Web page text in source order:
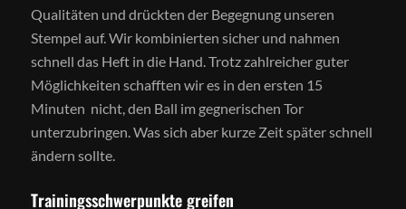
Qualitäten und drückten der Begegnung unseren
Stempel auf. Wir kombinierten sicher und nahmen
schnell das Heft in die Hand. Trotz zahlreicher guter
Möglichkeiten schafften wir es in den ersten 15
Minuten nicht, den Ball im gegnerischen Tor
unterzubringen. Was sich aber kurze Zeit später schnell
ändern sollte.
Trainingsschwerpunkte greifen